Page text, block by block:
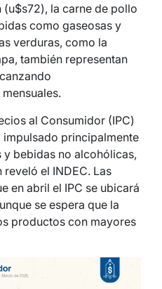
(u$s72), la carne de pollo
como gaseosas y
verduras, como la
también representan
al Consumidor (IPC)
impulsado principalmente
bebidas no alcohólicas,
el INDEC. Las
en abril el IPC se ubicará
se espera que la
productos con mayores